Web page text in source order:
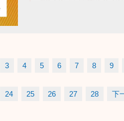
3 4 5 6 7 8 9
24 25 26 27 28 下